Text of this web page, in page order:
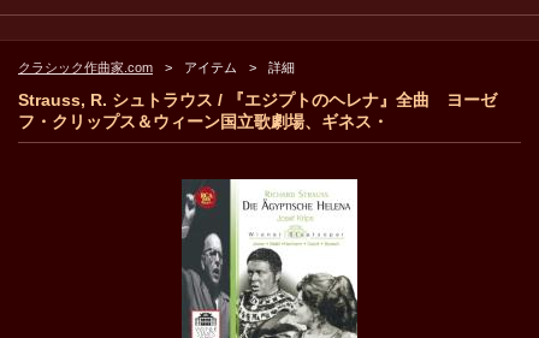
クラシック作曲家.com アイテム 詳細
Strauss, R. シュトラウス / 『エジプトのヘレナ』全曲 ヨーゼ
フ・クリップス＆ウィーン国立歌劇場、ギネス・